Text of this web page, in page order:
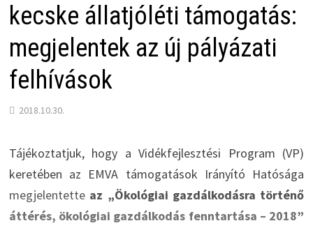
kecske állatjóléti támogatás:
megjelentek az új pályázati
felhívások
2018.10.30.
Tájékoztatjuk, hogy a Vidékfejlesztési Program (VP)
keretében az EMVA támogatások Irányító Hatósága
megjelentette az „Ökológiai gazdálkodásra történő
áttérés, ökológiai gazdálkodás fenntartása – 2018”